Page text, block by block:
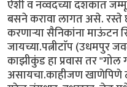
ऐंशी व नव्वदच्या दशकात
बसने करावा लागत असे. रस्ते
करणाऱ्या सैनिकांना माऊंटन
जायच्या.पत्नीटाॅप (उधमपुर
काझीकुंड हा प्रवास तर
असायचा.काहीजण खाणेपिणे